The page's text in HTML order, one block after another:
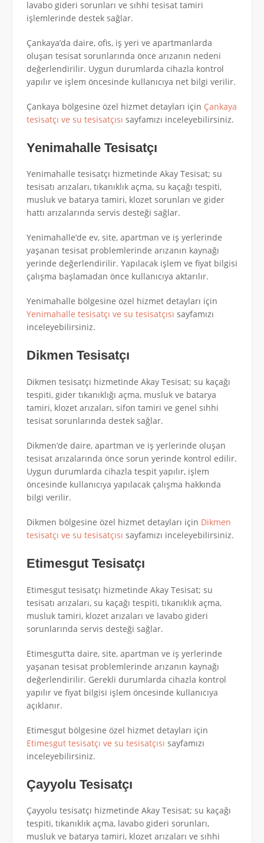
lavabo gideri sorunları ve sıhhi tesisat tamiri
işlemlerinde destek sağlar.
Çankaya’da daire, ofis, iş yeri ve apartmanlarda
oluşan tesisat sorunlarında önce arızanın nedeni
değerlendirilir. Uygun durumlarda cihazla kontrol
yapılır ve işlem öncesinde kullanıcıya net bilgi verilir.
Çankaya bölgesine özel hizmet detayları için Çankaya
tesisatçı ve su tesisatçısı sayfamızı inceleyebilirsiniz.
Yenimahalle Tesisatçı
Yenimahalle tesisatçı hizmetinde Akay Tesisat; su
tesisatı arızaları, tıkanıklık açma, su kaçağı tespiti,
musluk ve batarya tamiri, klozet sorunları ve gider
hattı arızalarında servis desteği sağlar.
Yenimahalle’de ev, site, apartman ve iş yerlerinde
yaşanan tesisat problemlerinde arızanın kaynağı
yerinde değerlendirilir. Yapılacak işlem ve fiyat bilgisi
çalışma başlamadan önce kullanıcıya aktarılır.
Yenimahalle bölgesine özel hizmet detayları için
Yenimahalle tesisatçı ve su tesisatçısı sayfamızı
inceleyebilirsiniz.
Dikmen Tesisatçı
Dikmen tesisatçı hizmetinde Akay Tesisat; su kaçağı
tespiti, gider tıkanıklığı açma, musluk ve batarya
tamiri, klozet arızaları, sifon tamiri ve genel sıhhi
tesisat sorunlarında destek sağlar.
Dikmen’de daire, apartman ve iş yerlerinde oluşan
tesisat arızalarında önce sorun yerinde kontrol edilir.
Uygun durumlarda cihazla tespit yapılır, işlem
öncesinde kullanıcıya yapılacak çalışma hakkında
bilgi verilir.
Dikmen bölgesine özel hizmet detayları için Dikmen
tesisatçı ve su tesisatçısı sayfamızı inceleyebilirsiniz.
Etimesgut Tesisatçı
Etimesgut tesisatçı hizmetinde Akay Tesisat; su
tesisatı arızaları, su kaçağı tespiti, tıkanıklık açma,
musluk tamiri, klozet arızaları ve lavabo gideri
sorunlarında servis desteği sağlar.
Etimesgut’ta daire, site, apartman ve iş yerlerinde
yaşanan tesisat problemlerinde arızanın kaynağı
değerlendirilir. Gerekli durumlarda cihazla kontrol
yapılır ve fiyat bilgisi işlem öncesinde kullanıcıya
açıklanır.
Etimesgut bölgesine özel hizmet detayları için
Etimesgut tesisatçı ve su tesisatçısı sayfamızı
inceleyebilirsiniz.
Çayyolu Tesisatçı
Çayyolu tesisatçı hizmetinde Akay Tesisat; su kaçağı
tespiti, tıkanıklık açma, lavabo gideri sorunları,
musluk ve batarya tamiri, klozet arızaları ve sıhhi